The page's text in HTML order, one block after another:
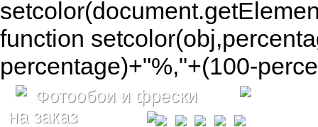
function
percentage)+"%,"+(100-
Фотообои и фрески
на заказ